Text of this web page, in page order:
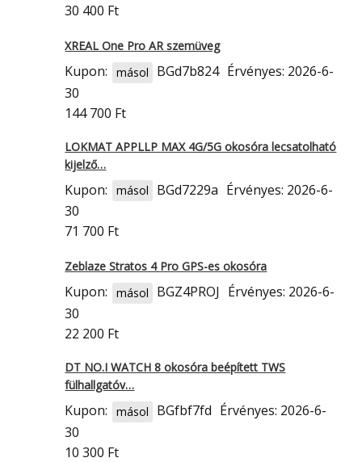
30 400 Ft
XREAL One Pro AR szemüveg
Kupon: másol BGd7b824 Érvényes: 2026-6-
30
144 700 Ft
LOKMAT APPLLP MAX 4G/5G okosóra lecsatolható
kijelző…
Kupon: másol BGd7229a Érvényes: 2026-6-
30
71 700 Ft
Zeblaze Stratos 4 Pro GPS-es okosóra
Kupon: másol BGZ4PROJ Érvényes: 2026-6-
30
22 200 Ft
DT NO.I WATCH 8 okosóra beépített TWS
fülhallgatóv…
Kupon: másol BGfbf7fd Érvényes: 2026-6-
30
10 300 Ft